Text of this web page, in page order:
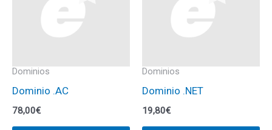
Dominios
Dominio .AC
78,00€
Dominios
Dominio .NET
19,80€